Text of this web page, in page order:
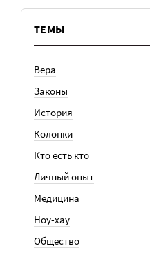
ТЕМЫ
Вера
Законы
История
Колонки
Кто есть кто
Личный опыт
Медицина
Ноу-хау
Общество